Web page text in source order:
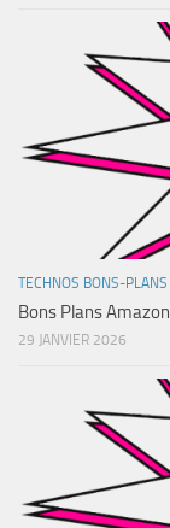
TECHNOS BONS-PLANS
Bons Plans
29 JANVIER 2026